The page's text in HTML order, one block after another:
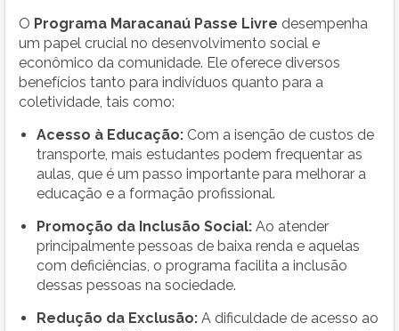
O Programa Maracanaú Passe Livre desempenha
um papel crucial no desenvolvimento social e
econômico da comunidade. Ele oferece diversos
benefícios tanto para indivíduos quanto para a
coletividade, tais como:
Acesso à Educação: Com a isenção de custos de
transporte, mais estudantes podem frequentar as
aulas, que é um passo importante para melhorar a
educação e a formação profissional.
Promoção da Inclusão Social: Ao atender
principalmente pessoas de baixa renda e aquelas
com deficiências, o programa facilita a inclusão
dessas pessoas na sociedade.
Redução da Exclusão: A dificuldade de acesso ao